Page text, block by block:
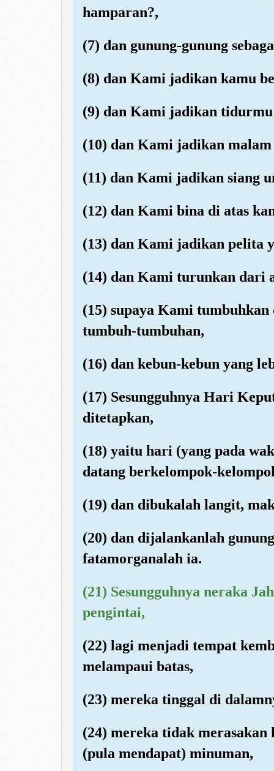
hamparan?,
(7) dan gunung-gunung
(8) dan Kami jadikan kamu
(9) dan Kami jadikan
(10) dan Kami jadikan malam
(11) dan Kami jadikan siang
(12) dan Kami bina di atas
(13) dan Kami jadikan pelita
(14) dan Kami turunkan dari
(15) supaya Kami
tumbuh-tumbuhan,
(16) dan kebun-kebun yang
(17) Sesungguhnya Hari
ditetapkan,
(18) yaitu hari (yang pada
datang berkelompok-
(19) dan dibukalah langit,
(20) dan dijalankanlah
fatamorganalah ia.
(21) Sesungguhnya neraka
pengintai,
(22) lagi menjadi tempat
melampaui batas,
(23) mereka tinggal di
(24) mereka tidak
(pula mendapat) minuman,